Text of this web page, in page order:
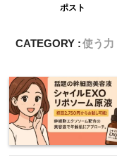
ポスト
CATEGORY :使う力